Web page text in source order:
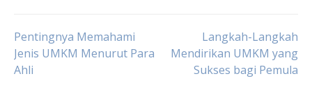
Post
navigation
Pentingnya Memahami
Jenis UMKM Menurut Para
Ahli
Langkah-Langkah
Mendirikan UMKM yang
Sukses bagi Pemula